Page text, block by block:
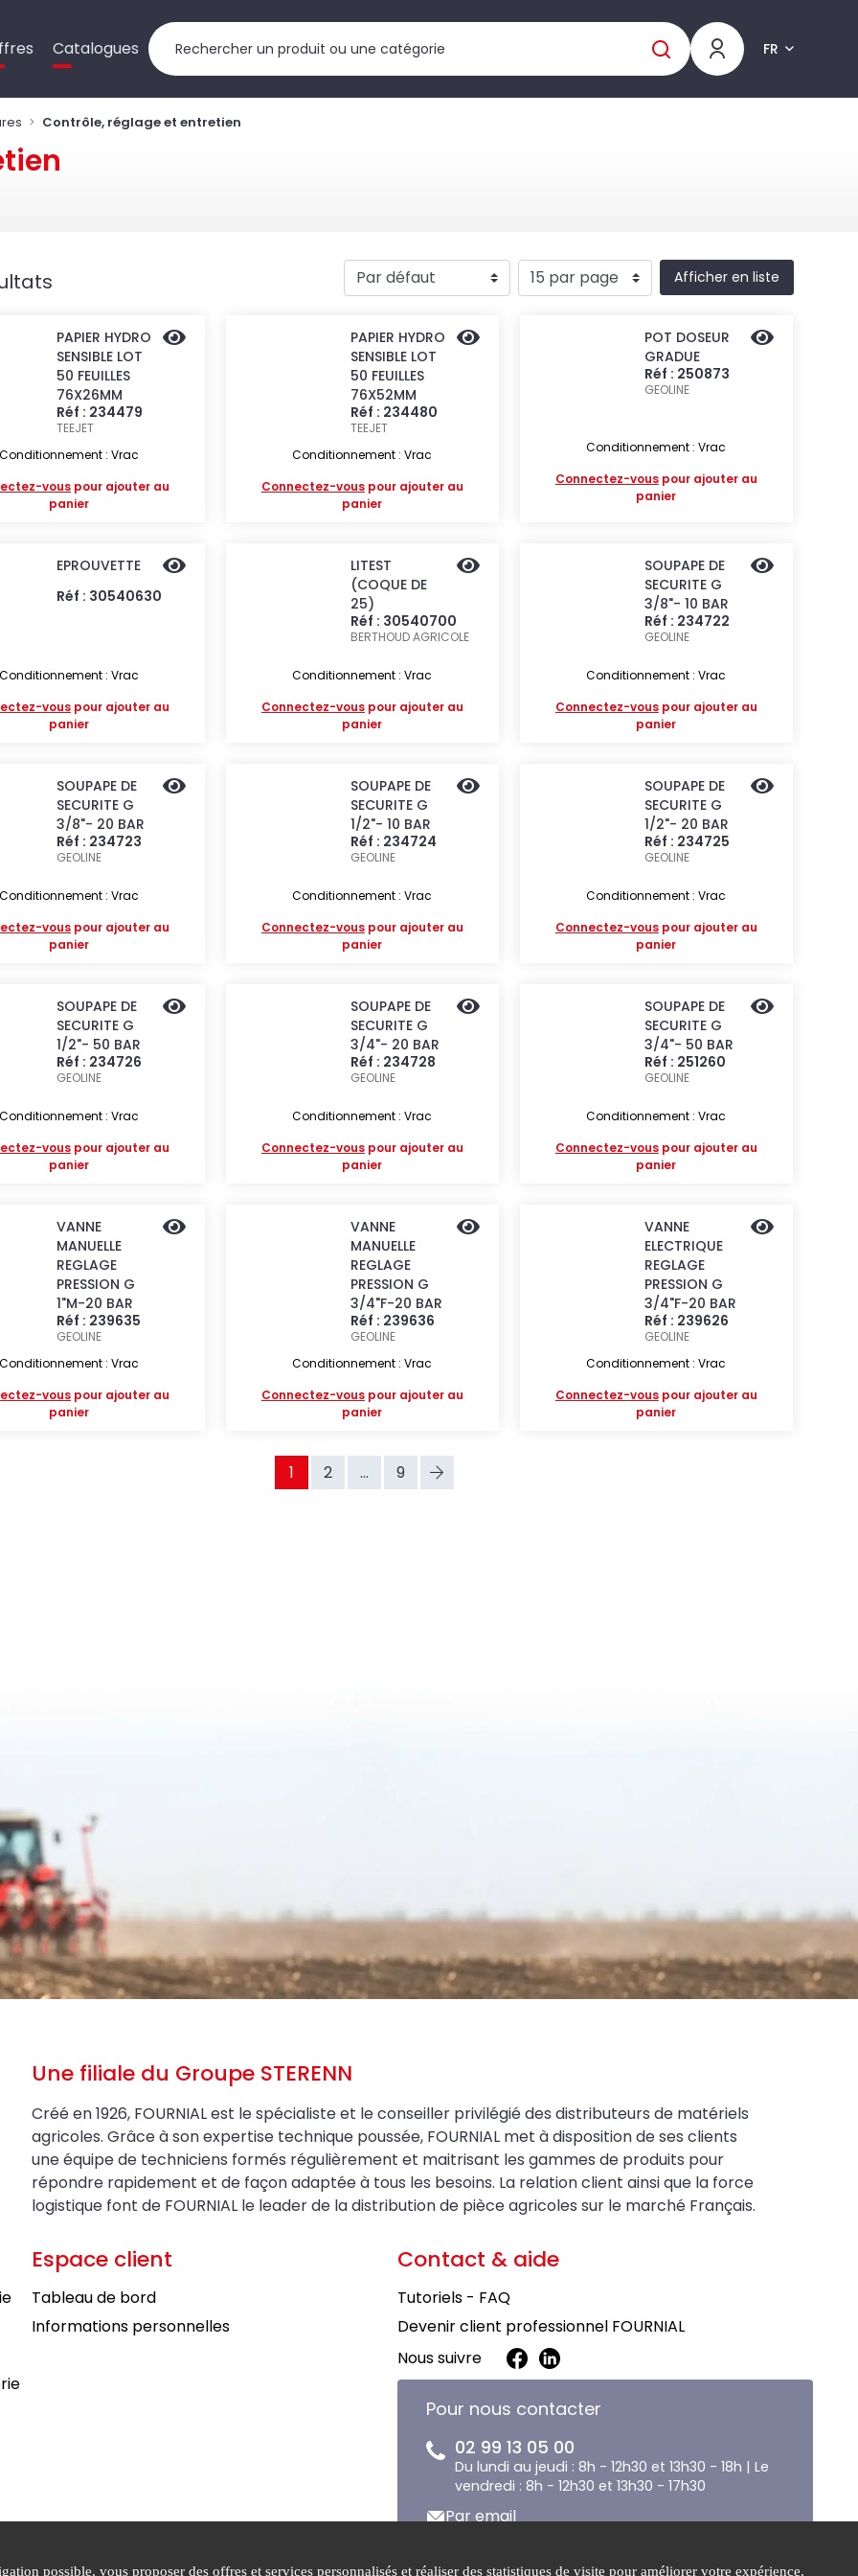
Catalogues FR
Contrôle, réglage et entretien
Afficher en liste
PAPIER HYDRO
SENSIBLE LOT
50 FEUILLES
76X26MM
Réf : 234479
TEEJET
: Vrac
vous pour ajouter au
panier
PAPIER HYDRO
SENSIBLE LOT
50 FEUILLES
76X52MM
Réf : 234480
TEEJET
Conditionnement : Vrac
Connectez-vouspour ajouter au
panier
POT DOSEUR
GRADUE
Réf : 250873
GEOLINE
Conditionnement : Vrac
Connectez-vouspour ajouter au
panier
EPROUVETTE
Réf : 30540630
: Vrac
vous pour ajouter au
panier
LITEST
(COQUE DE
25)
Réf : 30540700
BERTHOUD AGRICOLE
Conditionnement : Vrac
Connectez-vouspour ajouter au
panier
SOUPAPE DE
SECURITE G
3/8"- 10 BAR
Réf : 234722
GEOLINE
Conditionnement : Vrac
Connectez-vouspour ajouter au
panier
SOUPAPE DE
SECURITE G
3/8"- 20 BAR
Réf : 234723
GEOLINE
: Vrac
vous pour ajouter au
panier
SOUPAPE DE
SECURITE G
1/2"- 10 BAR
Réf : 234724
GEOLINE
Conditionnement : Vrac
Connectez-vouspour ajouter au
panier
SOUPAPE DE
SECURITE G
1/2"- 20 BAR
Réf : 234725
GEOLINE
Conditionnement : Vrac
Connectez-vouspour ajouter au
panier
SOUPAPE DE
SECURITE G
1/2"- 50 BAR
Réf : 234726
GEOLINE
: Vrac
vous pour ajouter au
panier
SOUPAPE DE
SECURITE G
3/4"- 20 BAR
Réf : 234728
GEOLINE
Conditionnement : Vrac
Connectez-vouspour ajouter au
panier
SOUPAPE DE
SECURITE G
3/4"- 50 BAR
Réf : 251260
GEOLINE
Conditionnement : Vrac
Connectez-vouspour ajouter au
panier
VANNE
MANUELLE
REGLAGE
PRESSION G
1"M-20 BAR
Réf : 239635
GEOLINE
: Vrac
vous pour ajouter au
panier
VANNE
MANUELLE
REGLAGE
PRESSION G
3/4"F-20 BAR
Réf : 239636
GEOLINE
Conditionnement : Vrac
Connectez-vouspour ajouter au
panier
VANNE
ELECTRIQUE
REGLAGE
PRESSION G
3/4"F-20 BAR
Réf : 239626
GEOLINE
Conditionnement : Vrac
Connectez-vouspour ajouter au
panier
1 2 ... 9
Une filiale du Groupe STERENN
Créé en 1926, FOURNIAL est le spécialiste et le conseiller privilégié des distributeurs de matériels
agricoles. Grâce à son expertise technique poussée, FOURNIAL met à disposition de ses clients
une équipe de techniciens formés régulièrement et maitrisant les gammes de produits pour
répondre rapidement et de façon adaptée à tous les besoins. La relation client ainsi que la force
logistique font de FOURNIAL le leader de la distribution de pièce agricoles sur le marché Français.
Espace client
Tableau de bord
Informations personnelles
Contact & aide
Tutoriels - FAQ
Devenir client professionnel FOURNIAL
Nous suivre
Pour nous contacter
02 99 13 05 00
Du lundi au jeudi : 8h - 12h30 et 13h30 - 18h | Le
vendredi : 8h - 12h30 et 13h30 - 17h30
Par email
possible, vous proposer des offres et services personnalisés et réaliser des statistiques de visite pour améliorer votre expérience.